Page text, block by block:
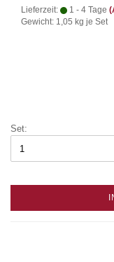
Lieferzeit: 1 - 4 Tage
Gewicht: 1,05 kg je Set
Set: